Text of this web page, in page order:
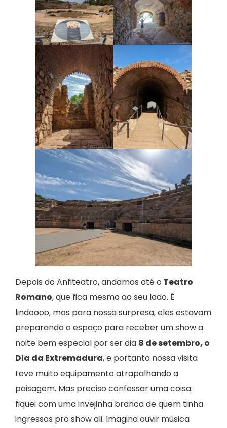
Depois do Anfiteatro, andamos até o Teatro
Romano, que fica mesmo ao seu lado. É
lindoooo, mas para nossa surpresa, eles estavam
preparando o espaço para receber um show a
noite bem especial por ser dia 8 de setembro, o
Dia da Extremadura, e portanto nossa visita
teve muito equipamento atrapalhando a
paisagem. Mas preciso confessar uma coisa:
fiquei com uma invejinha branca de quem tinha
ingressos pro show ali. Imagina ouvir música